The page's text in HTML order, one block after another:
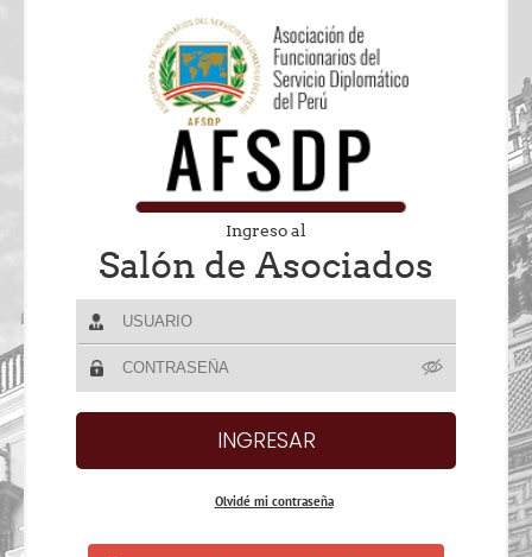
Ingreso al
Salón de Asociados
Olvidé mi contraseña